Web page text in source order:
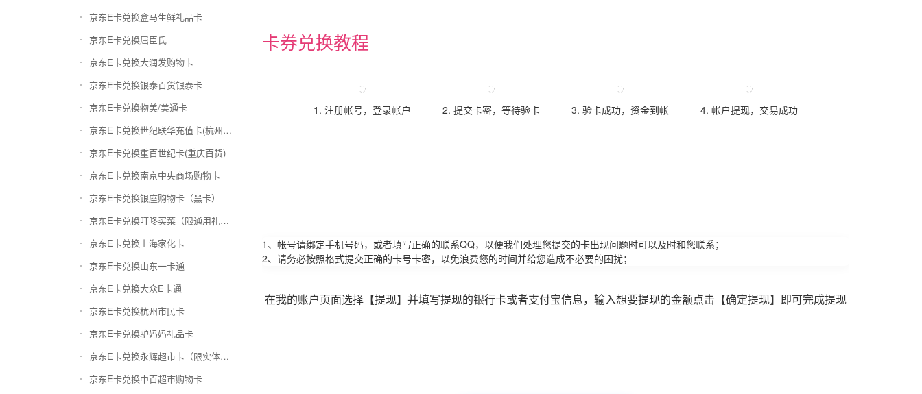
京东E卡兑换盒马生鲜礼品卡
京东E卡兑换屈臣氏
京东E卡兑换大润发购物卡
京东E卡兑换银泰百货银泰卡
京东E卡兑换物美/美通卡
京东E卡兑换世纪联华充值卡(杭州联华)
京东E卡兑换重百世纪卡(重庆百货)
京东E卡兑换南京中央商场购物卡
京东E卡兑换银座购物卡（黑卡）
京东E卡兑换叮咚买菜（限通用礼品卡）
京东E卡兑换上海家化卡
京东E卡兑换山东一卡通
京东E卡兑换大众E卡通
京东E卡兑换杭州市民卡
京东E卡兑换驴妈妈礼品卡
京东E卡兑换永辉超市卡（限实体卡）
京东E卡兑换中百超市购物卡
卡券兑换教程
1. 注册帐号，登录帐户 2. 提交卡密，等待验卡 3. 验卡成功，资金到帐 4. 帐户提现，交易成功
1、帐号请绑定手机号码，或者填写正确的联系QQ，以便我们处理您提交的卡出现问题时可以及时和您联系；
2、请务必按照格式提交正确的卡号卡密，以免浪费您的时间并给您造成不必要的困扰；
在我的账户页面选择【提现】并填写提现的银行卡或者支付宝信息，输入想要提现的金额点击【确定提现】即可完成提现